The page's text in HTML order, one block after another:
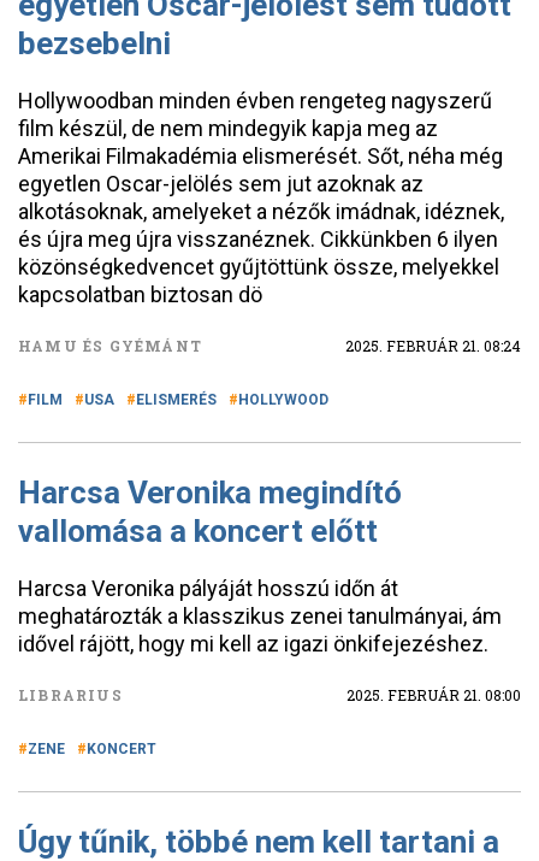
bezsebelni
Hollywoodban minden évben rengeteg nagyszerű
film készül, de nem mindegyik kapja meg az
Amerikai Filmakadémia elismerését. Sőt, néha még
egyetlen Oscar-jelölés sem jut azoknak az
alkotásoknak, amelyeket a nézők imádnak, idéznek,
és újra meg újra visszanéznek. Cikkünkben 6 ilyen
közönségkedvencet gyűjtöttünk össze, melyekkel
kapcsolatban biztosan dö
HAMU ÉS GYÉMÁNT 2025. FEBRUÁR 21. 08:24
FILM USA ELISMERÉS HOLLYWOOD
Harcsa Veronika megindító
vallomása a koncert előtt
Harcsa Veronika pályáját hosszú időn át
meghatározták a klasszikus zenei tanulmányai, ám
idővel rájött, hogy mi kell az igazi önkifejezéshez.
LIBRARIUS 2025. FEBRUÁR 21. 08:00
ZENE KONCERT
Úgy tűnik, többé nem kell tartani a